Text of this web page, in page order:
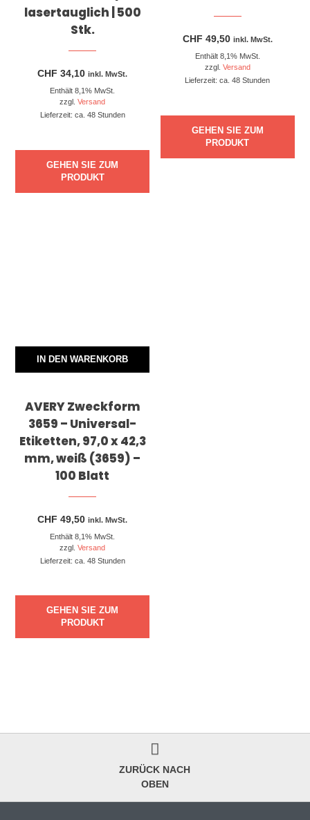
lasertauglich | 500
Stk.
CHF 34,10 inkl. MwSt.
Enthält 8,1% MwSt.
zzgl.Versand
Lieferzeit: ca. 48 Stunden
GEHEN SIE ZUM
PRODUKT
CHF 49,50 inkl. MwSt.
Enthält 8,1% MwSt.
zzgl. Versand
Lieferzeit: ca. 48 Stunden
GEHEN SIE ZUM
PRODUKT
IN DEN WARENKORB
AVERY Zweckform
3659 – Universal-
Etiketten, 97,0 x 42,3
mm, weiß (3659) –
100 Blatt
CHF 49,50 inkl. MwSt.
Enthält 8,1% MwSt.
zzgl.Versand
Lieferzeit: ca. 48 Stunden
GEHEN SIE ZUM
PRODUKT
ZURÜCK NACH
OBEN